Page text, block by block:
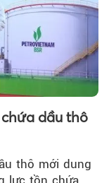
dầu thô
thô mới dung
lực tồn chứa